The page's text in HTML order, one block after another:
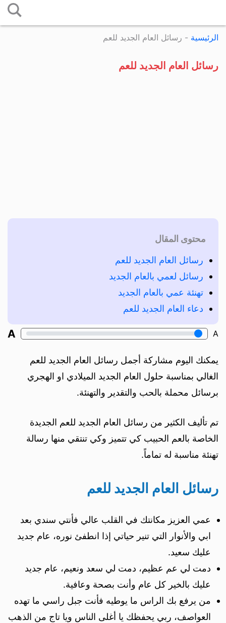
إلى
المحتوى
الرئيسية - رسائل العام الجديد للعم
رسائل العام الجديد للعم
محتوى المقال
رسائل العام الجديد للعم
رسائل لعمي بالعام الجديد
تهنئة عمي بالعام الجديد
دعاء العام الجديد للعم
A
A
يمكنك اليوم مشاركة أجمل رسائل العام الجديد للعم
الغالي بمناسبة حلول العام الجديد الميلادي او الهجري
برسائل محملة بالحب والتقدير والتهنئة.
تم تأليف الكثير من رسائل العام الجديد للعم الجديدة
الخاصة بالعم الحبيب كي تتميز وكي تنتقي منها رسالة
تهنئة مناسبة له تماماً.
رسائل العام الجديد للعم
عمي العزيز مكانتك في القلب عالي فأنتي سندي بعد
ابي والأنوار التي تنير حياتي إذا انطفئ نوره، عام جديد
عليك سعيد.
دمت لي عم عظيم، دمت لي سعد ونعيم، عام جديد
عليك بالخير كل عام وأنت بصحة وعافية.
من يرفع بك الراس ما يوطيه فأنت جبل راسي ما تهده
العواصف، ربي يحفظك يا أغلى الناس ويا تاج من الذهب